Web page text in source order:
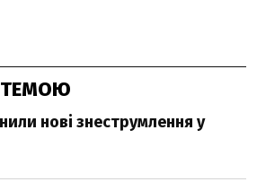
ТЕМОЮ
нові знеструмлення у